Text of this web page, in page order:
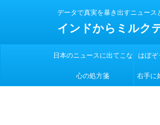
データで真実を暴き出すニュース
インドからミルク
日本のニュースに出てこな
い
はぼぞ
心の処方箋 右手に